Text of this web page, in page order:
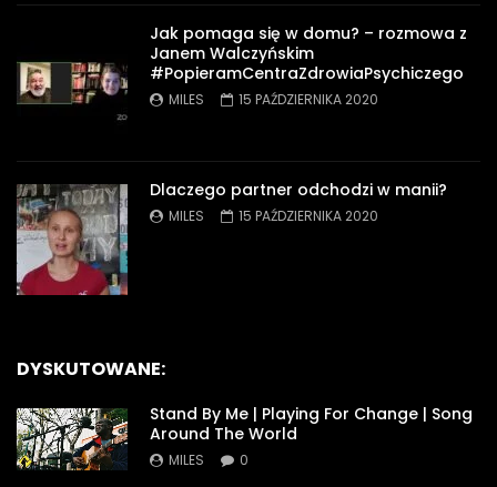
Jak pomaga się w domu? – rozmowa z
Janem Walczyńskim
#PopieramCentraZdrowiaPsychiczego
MILES 15 PAŹDZIERNIKA 2020
Dlaczego partner odchodzi w manii?
MILES 15 PAŹDZIERNIKA 2020
DYSKUTOWANE:
Stand By Me | Playing For Change | Song
Around The World
MILES 0